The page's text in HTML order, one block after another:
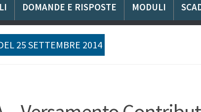
DOMANDE E RISPOSTE MODULI
25 SETTEMBRE 2014